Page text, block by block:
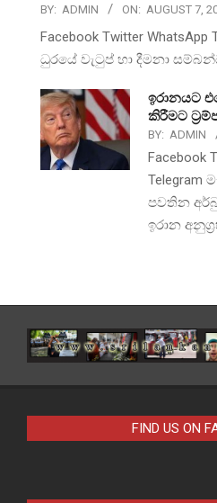
BY: ADMIN ON: AUGUST 7,
Facebook Twitter
ධුරයේ වැටුප් හා දීමනා
ඉරානයට
කිරීමට
BY: ADMIN
Facebook
Telegram
පවතින
ඉරාන
FIND US ON